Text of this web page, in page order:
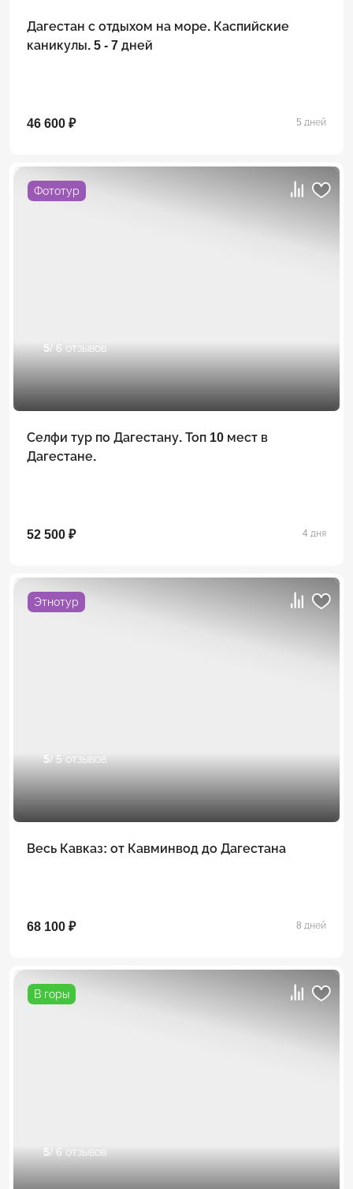
Дагестан с отдыхом на море. Каспийские
каникулы. 5 - 7 дней
46 600 ₽ 5 дней
Фототур
5/ 6 отзывов
Селфи тур по Дагестану. Топ 10 мест в
Дагестане.
52 500 ₽ 4 дня
Этнотур
5/ 5 отзывов
Весь Кавказ: от Кавминвод до Дагестана
68 100 ₽ 8 дней
В горы
5/ 6 отзывов